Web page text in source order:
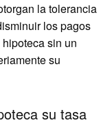
la tolerancia
los pagos
sin un
su
su tasa